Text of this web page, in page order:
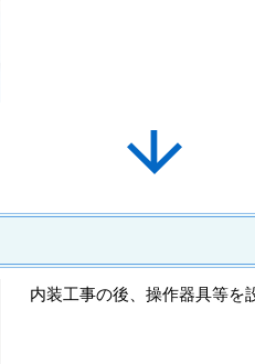
内装工事の後、操作器具等を